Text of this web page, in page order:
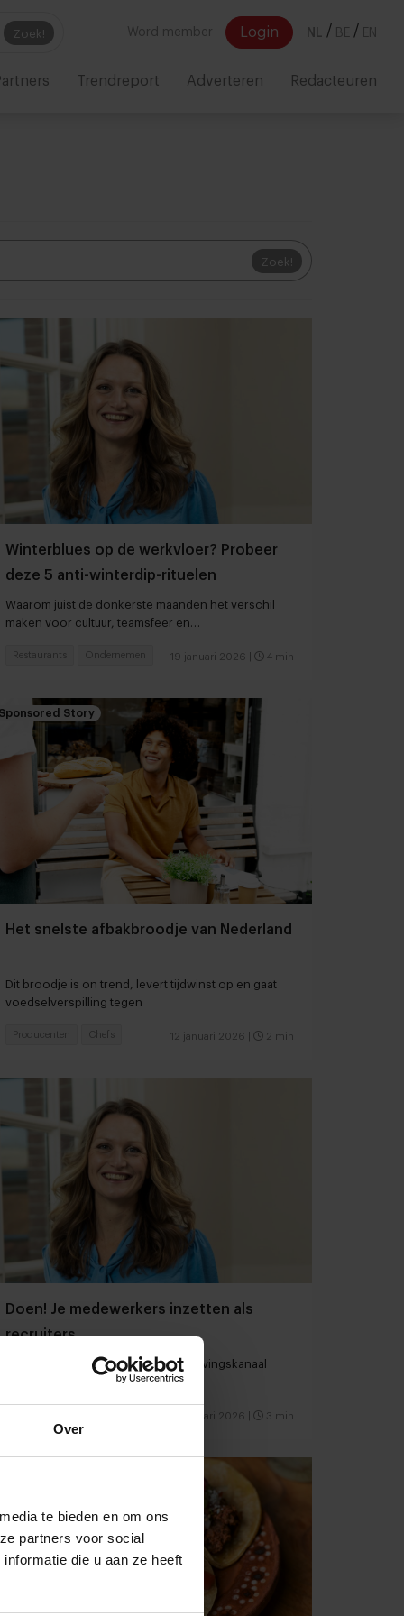
Over
te bieden en om ons
partners voor social
die u aan ze heeft
Zoek! Word member Login NL / BE / EN
Trendreport Adverteren Redacteuren
Zoek!
Winterblues op de werkvloer? Probeer
deze 5 anti-winterdip-rituelen
Waarom juist de donkerste maanden het verschil
maken voor cultuur, teamsfeer en
19 januari 2026 4 min
Restaurants Ondernemen
Sponsored Story
Het snelste afbakbroodje van Nederland
Dit broodje is on trend, levert tijdwinst op en gaat
voedselverspilling tegen
12 januari 2026 2 min
Producenten Chefs
Doen! Je medewerkers inzetten als
recruiters
Zo maak je van je crew je beste wervingskanaal
7 januari 2026 3 min